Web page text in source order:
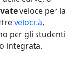
veloce per la
velocità,
per gli studenti
integrata.